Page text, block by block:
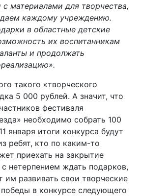
материалами для творчества,
каждому учреждению.
в областные детские
их воспитанникам
и продолжать
такого «творческого
5 000 рублей. А значит, что
фестиваля
необходимо собрать 100
января итоги конкурса будут
ребят, кто по каким-то
приехать на закрытие
с нетерпением ждать подарков,
им развивать свои творческие
в конкурсе следующего